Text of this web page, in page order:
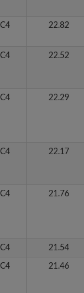
C4 22.82
C4 22.52
C4 22.29
C4 22.17
C4 21.76
C4 21.54
C4 21.46